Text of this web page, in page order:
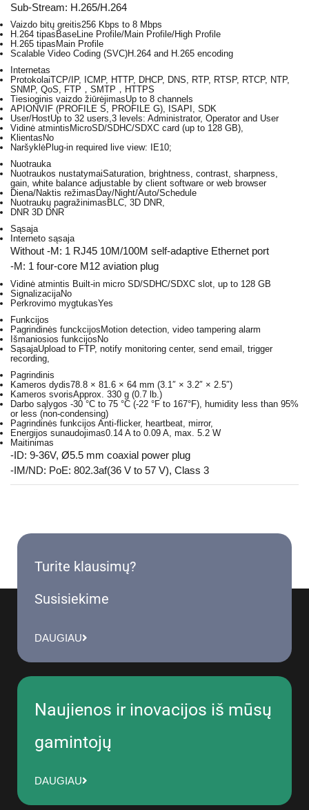
Sub-Stream: H.265/H.264
Vaizdo bitų greitis256 Kbps to 8 Mbps
H.264 tipas BaseLine Profile/Main Profile/High Profile
H.265 tipas Main Profile
Scalable Video Coding (SVC)H.264 and H.265 encoding
Internetas
ProtokolaiTCP/IP, ICMP, HTTP, DHCP, DNS, RTP, RTSP, RTCP, NTP,
SNMP, QoS, FTP，SMTP，HTTPS
Tiesioginis vaizdo žiūrėjimasUp to 8 channels
API ONVIF (PROFILE S, PROFILE G), ISAPI, SDK
User/HostUp to 32 users,3 levels: Administrator, Operator and User
Vidinė atmintis MicroSD/SDHC/SDXC card (up to 128 GB),
Klientas No
NaršyklėPlug-in required live view: IE10;
Nuotrauka
Nuotraukos nustatymaiSaturation, brightness, contrast, sharpness,
gain, white balance adjustable by client software or web browser
Diena/Naktis režimas Day/Night/Auto/Schedule
Nuotraukų pagražinimas BLC, 3D DNR,
DNR 3D DNR
Sąsaja
Interneto sąsaja
Without -M: 1 RJ45 10M/100M self-adaptive Ethernet port
-M: 1 four-core M12 aviation plug
Vidinė atmintis Built-in micro SD/SDHC/SDXC slot, up to 128 GB
SignalizacijaNo
Perkrovimo mygtukasYes
Funkcijos
Pagrindinės funckcijosMotion detection, video tampering alarm
Išmaniosios funkcijosNo
SąsajaUpload to FTP, notify monitoring center, send email, trigger
recording,
Pagrindinis
Kameros dydis78.8 × 81.6 × 64 mm (3.1″ × 3.2″ × 2.5″)
Kameros svorisApprox. 330 g (0.7 lb.)
Darbo sąlygos -30 °C to 75 °C (-22 °F to 167°F), humidity less than 95%
or less (non-condensing)
Pagrindinės funkcijos Anti-flicker, heartbeat, mirror,
Energijos sunaudojimas0.14 A to 0.09 A, max. 5.2 W
Maitinimas
-ID: 9-36V, Ø5.5 mm coaxial power plug
-IM/ND: PoE: 802.3af(36 V to 57 V), Class 3
Turite klausimų?
Susisiekime
DAUGIAU
Naujienos ir inovacijos iš mūsų
gamintojų
DAUGIAU